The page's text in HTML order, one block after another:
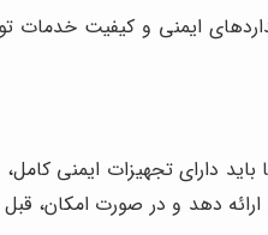
ایمنی و کیفیت خدمات
دارای تجهیزات ایمنی
دهد و در صورت امکان، قبل